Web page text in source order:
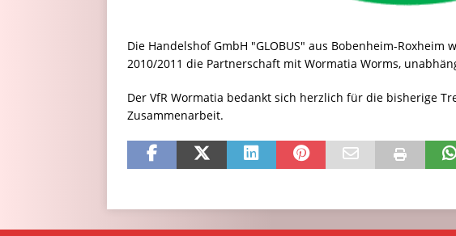
Die Handelshof GmbH "GLOBUS" aus Bobenheim-
2010/2011 die Partnerschaft mit Wormatia Worms,
Der VfR Wormatia bedankt sich herzlich für die bisherige
Zusammenarbeit.